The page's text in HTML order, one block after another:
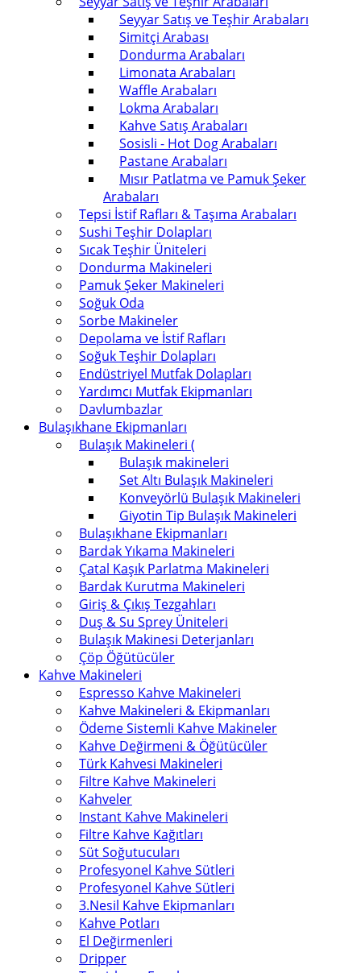
Seyyar Satış ve Teşhir Arabaları
Simitçi Arabası
Dondurma Arabaları
Limonata Arabaları
Waffle Arabaları
Lokma Arabaları
Kahve Satış Arabaları
Sosisli - Hot Dog Arabaları
Pastane Arabaları
Mısır Patlatma ve Pamuk Şeker
Arabaları
Tepsi İstif Rafları & Taşıma Arabaları
Sushi Teşhir Dolapları
Sıcak Teşhir Üniteleri
Dondurma Makineleri
Pamuk Şeker Makineleri
Soğuk Oda
Sorbe Makineler
Depolama ve İstif Rafları
Soğuk Teşhir Dolapları
Endüstriyel Mutfak Dolapları
Yardımcı Mutfak Ekipmanları
Davlumbazlar
Bulaşıkhane Ekipmanları
Bulaşık Makineleri (
Bulaşık makineleri
Set Altı Bulaşık Makineleri
Konveyörlü Bulaşık Makineleri
Giyotin Tip Bulaşık Makineleri
Bulaşıkhane Ekipmanları
Bardak Yıkama Makineleri
Çatal Kaşık Parlatma Makineleri
Bardak Kurutma Makineleri
Giriş & Çıkış Tezgahları
Duş & Su Sprey Üniteleri
Bulaşık Makinesi Deterjanları
Çöp Öğütücüler
Kahve Makineleri
Espresso Kahve Makineleri
Kahve Makineleri & Ekipmanları
Ödeme Sistemli Kahve Makineler
Kahve Değirmeni & Öğütücüler
Türk Kahvesi Makineleri
Filtre Kahve Makineleri
Kahveler
Instant Kahve Makineleri
Filtre Kahve Kağıtları
Süt Soğutucuları
Profesyonel Kahve Sütleri
Profesyonel Kahve Sütleri
3.Nesil Kahve Ekipmanları
Kahve Potları
El Değirmenleri
Dripper